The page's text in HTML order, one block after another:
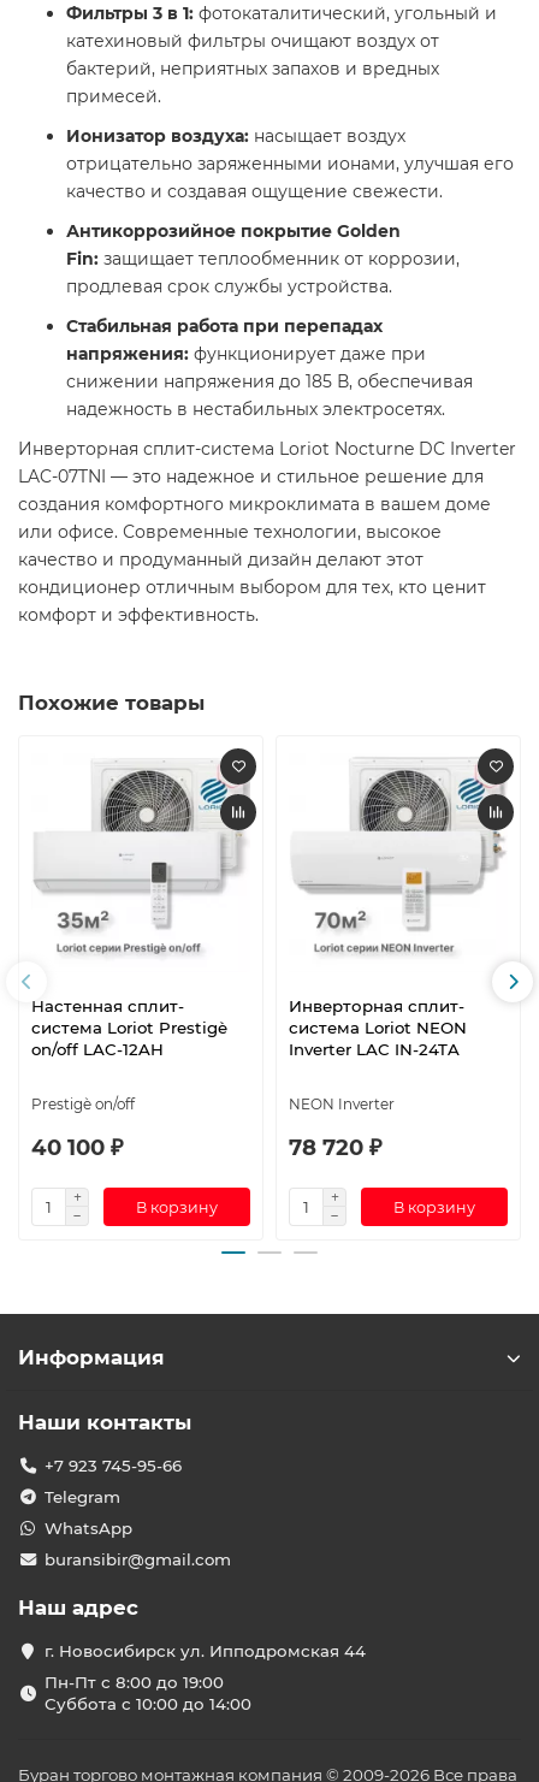
Фильтры 3 в 1: фотокаталитический, угольный и
катехиновый фильтры очищают воздух от
бактерий, неприятных запахов и вредных
примесей.
Ионизатор воздуха: насыщает воздух
отрицательно заряженными ионами, улучшая его
качество и создавая ощущение свежести.
Антикоррозийное покрытие Golden
Fin: защищает теплообменник от коррозии,
продлевая срок службы устройства.
Стабильная работа при перепадах
напряжения: функционирует даже при
снижении напряжения до 185 В, обеспечивая
надежность в нестабильных электросетях.
Инверторная сплит-система Loriot Nocturne DC Inverter
LAC-07TNI — это надежное и стильное решение для
создания комфортного микроклимата в вашем доме
или офисе. Современные технологии, высокое
качество и продуманный дизайн делают этот
кондиционер отличным выбором для тех, кто ценит
комфорт и эффективность.
Похожие товары
Настенная сплит-
система Loriot Prestigè
on/off LAC-12AH
Prestigè on/off
40 100 ₽
В корзину
Инверторная сплит-
система Loriot NEON
Inverter LAC IN-24TA
NEON Inverter
78 720 ₽
В корзину
Информация
Наши контакты
+7 923 745-95-66
Telegram
WhatsApp
buransibir@gmail.com
Наш адрес
г. Новосибирск ул. Ипподромская 44
Пн-Пт с 8:00 до 19:00
Суббота с 10:00 до 14:00
Буран торгово монтажная компания © 2009-2026 Все права